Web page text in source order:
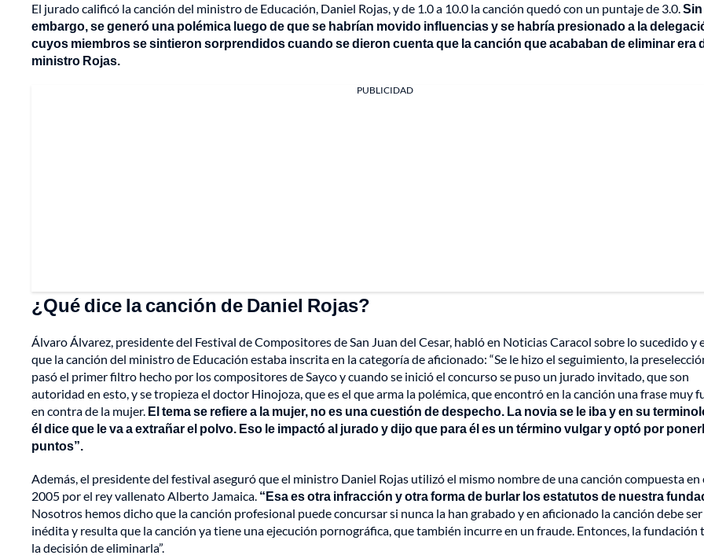
El jurado calificó la canción del ministro de Educación, Daniel Rojas, y de 1.0 a 10.0 la canción quedó con un puntaje de 3.0.Sin
embargo, se generó una polémica luego de que se habrían movido influencias y se habría presionado a la
cuyos miembros se sintieron sorprendidos cuando se dieron cuenta que la canción que acababan de eliminar era
ministro Rojas.
PUBLICIDAD
¿Qué dice la canción de Daniel Rojas?
Álvaro Álvarez, presidente del Festival de Compositores de San Juan del Cesar, habló en Noticias Caracol sobre lo sucedido y
que la canción del ministro de Educación estaba inscrita en la categoría de aficionado: “Se le hizo el seguimiento, la
pasó el primer filtro hecho por los compositores de Sayco y cuando se inició el concurso se puso un jurado invitado, que son
autoridad en esto, y se tropieza el doctor Hinojoza, que es el que arma la polémica, que encontró en la canción una frase muy
en contra de la mujer. El tema se refiere a la mujer, no es una cuestión de despecho. La novia se le iba y en su
él dice que le va a extrañar el polvo. Eso le impactó al jurado y dijo que para él es un término vulgar y optó por
puntos”.
Además, el presidente del festival aseguró que el ministro Daniel Rojas utilizó el mismo nombre de una canción compuesta en
2005 por el rey vallenato Alberto Jamaica. “Esa es otra infracción y otra forma de burlar los estatutos de nuestra
Nosotros hemos dicho que la canción profesional puede concursar si nunca la han grabado y en aficionado la canción debe ser
inédita y resulta que la canción ya tiene una ejecución pornográfica, que también incurre en un fraude. Entonces, la fundación
la decisión de eliminarla”.